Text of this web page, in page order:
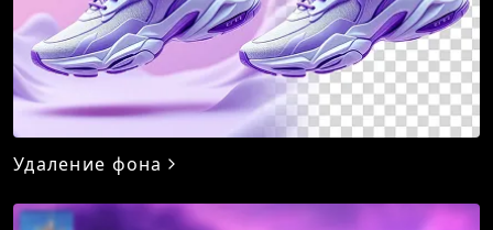
Удаление фона